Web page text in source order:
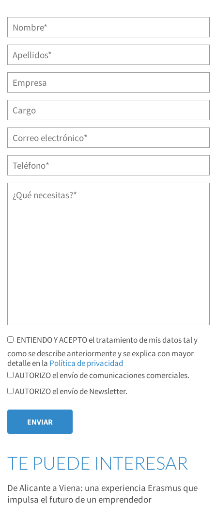
ENTIENDO Y ACEPTO el tratamiento de mis datos tal y
como se describe anteriormente y se explica con mayor
detalle en la Política de privacidad
AUTORIZO el envío de comunicaciones comerciales.
AUTORIZO el envío de Newsletter.
TE PUEDE INTERESAR
De Alicante a Viena: una experiencia Erasmus que
impulsa el futuro de un emprendedor